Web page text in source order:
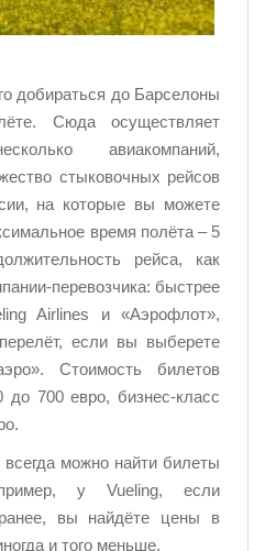
добираться до Барселоны
Сюда осуществляет
авиакомпаний,
стыковочных рейсов
на которые вы можете
время полёта – 5
рейса, как
перевозчика: быстрее
Airlines и «Аэрофлот»,
если вы выберете
Стоимость билетов
до 700 евро, бизнес-класс
можно найти билеты
у Vueling, если
вы найдёте цены в
и того меньше.